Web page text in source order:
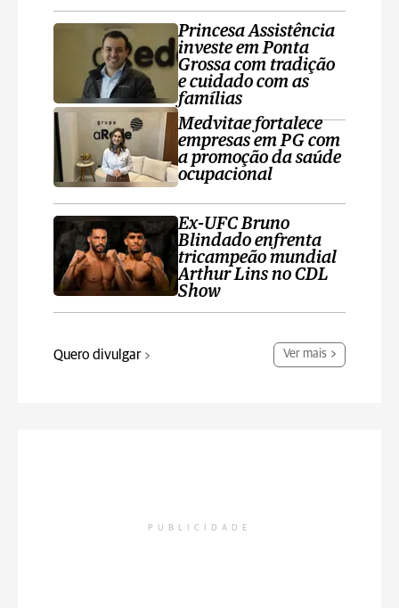
Princesa Assistência
investe em Ponta
Grossa com tradição
e cuidado com as
famílias
Medvitae fortalece
empresas em PG com
a promoção da saúde
ocupacional
Ex-UFC Bruno
Blindado enfrenta
tricampeão mundial
Arthur Lins no CDL
Show
Quero divulgar Ver mais
PUBLICIDADE